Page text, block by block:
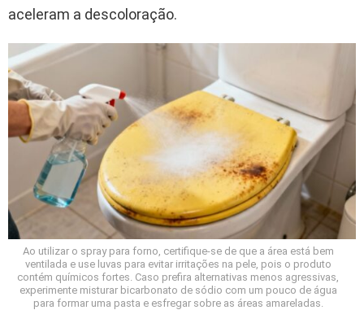
aceleram a descoloração.
Ao utilizar o spray para forno, certifique-se de que a área está bem
ventilada e use luvas para evitar irritações na pele, pois o produto
contém químicos fortes. Caso prefira alternativas menos agressivas,
experimente misturar bicarbonato de sódio com um pouco de água
para formar uma pasta e esfregar sobre as áreas amareladas.